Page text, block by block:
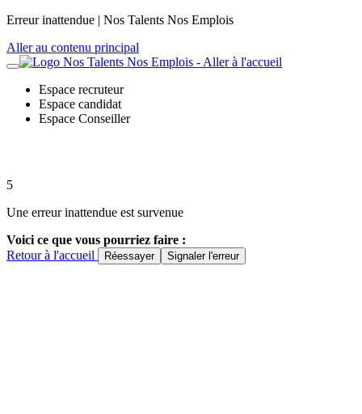
Erreur inattendue | Nos Talents Nos Emplois
Aller au contenu principal
Espace recruteur
Espace candidat
Espace Conseiller
5
Une erreur inattendue est survenue
Voici ce que vous pourriez faire :
Retour à l'accueil
Réessayer Signaler l'erreur